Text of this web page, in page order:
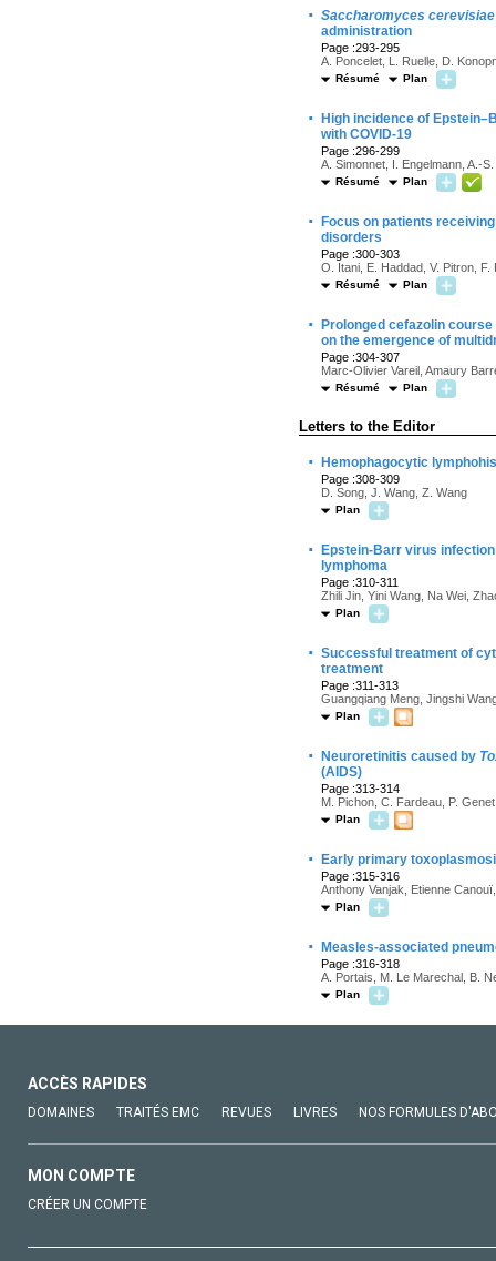
· Saccharomyces cerevisiae
administration
Page :293-295
A. Poncelet, L. Ruelle, D.
Résumé Plan
·
High incidence of
with COVID-19
Page :296-299
A. Simonnet, I. Engelmann, A.-
Résumé Plan
·
Focus on patients
disorders
Page :300-303
O. Itani, E. Haddad, V. Pitron, F.
Résumé Plan
·
Prolonged cefazolin
on the emergence of
Page :304-307
Marc-Olivier Vareil, Amaury
Résumé Plan
Letters to the Editor
· Hemophagocytic
Page :308-309
D. Song, J. Wang, Z. Wang
Plan
·
Epstein-Barr virus
lymphoma
Page :310-311
Zhili Jin, Yini Wang, Na Wei,
Plan
· Successful treatment of
treatment
Page :311-313
Guangqiang Meng, Jingshi
Plan
· Neuroretinitis caused by
(AIDS)
Page :313-314
M. Pichon, C. Fardeau, P.
Plan
· Early primary
Page :315-316
Anthony Vanjak, Etienne
Plan
· Measles-associated
Page :316-318
A. Portais, M. Le Marechal, B.
Plan
ACCÈS RAPIDES
DOMAINES TRAITÉS EMC REVUES LIVRES NOS FORMULES
MON COMPTE
CRÉER UN COMPTE